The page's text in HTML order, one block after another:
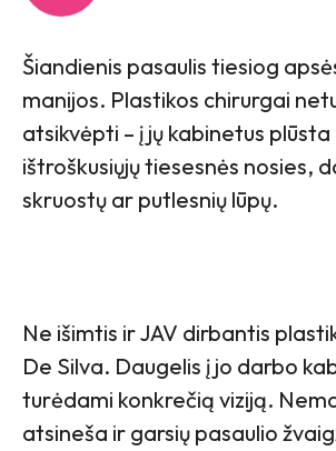
Šiandienis pasaulis tiesiog
manijos. Plastikos chirurgai
atsikvėpti – į jų kabinetus plūsta
ištroškusiųjų tiesesnės nosies,
skruostų ar putlesnių lūpų.
Ne išimtis ir JAV dirbantis
De Silva. Daugelis į jo darbo
turėdami konkrečią viziją.
atsineša ir garsių pasaulio